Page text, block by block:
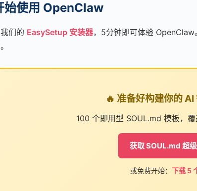
始使用 OpenClaw
们的 EasySetup 安装器，5分钟即可体验 OpenClaw
🔥 准备好构建你的 AI
100 个即用型 SOUL.md 模板，
获取 SOUL.md 超
或免费开始： 下载 5